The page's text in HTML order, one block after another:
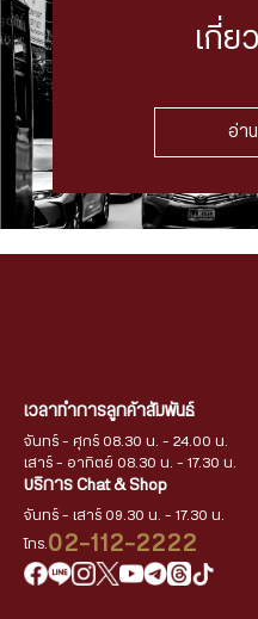
เกี่ย
อ่าน
เวลาทำการลูกค้าสัมพันธ์
จันทร์ - ศุกร์ 08.30 น. - 24.00 น.
เสาร์ - อาทิตย์ 08.30 น. - 17.30 น.
บริการ Chat & Shop
จันทร์ - เสาร์ 09.30 น. - 17.30 น.
โทร. 02-112-2222